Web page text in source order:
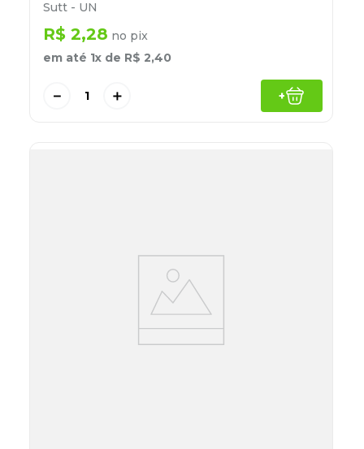
Sutt - UN
R$ 2,28 no pix
em até 1x de R$ 2,40
＋
－ +